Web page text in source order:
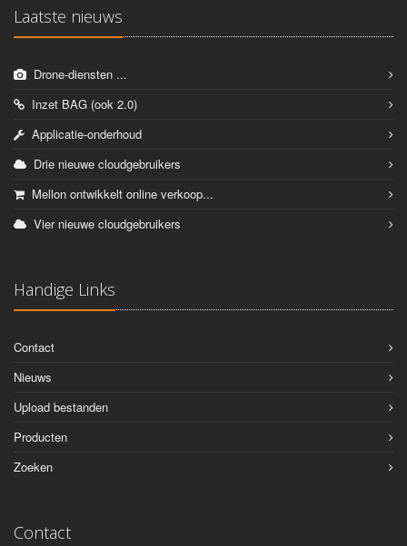
Laatste nieuws
Drone-diensten ...
Inzet BAG (ook 2.0)
Applicatie-onderhoud
Drie nieuwe cloudgebruikers
Mellon ontwikkelt online verkoop...
Vier nieuwe cloudgebruikers
Handige Links
Contact
Nieuws
Upload bestanden
Producten
Zoeken
Contact